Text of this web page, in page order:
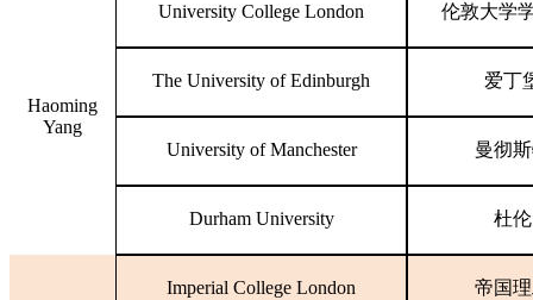
Haoming
Yang
University College London 伦敦大学
The University of Edinburgh 爱丁
University of Manchester 曼彻
Durham University 杜
Imperial College London 帝国